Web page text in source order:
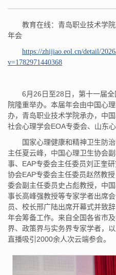
教育在线：青岛职业技术学
年会
https://zhijiao.eol.cn/detail/
v=1782971440368
6月26日至28日，第十一届
院隆重举办。本届年会由中国心
办，青岛职业技术学院承办，中
社会心理学会EOA专委会、山东
国家心理健康和精神卫生防
主任夏云峰，中国心理卫生协会
事、EAP专委会主任委员刘正奎
协会EAP专委会主任委员赵然教
委会副主任委员史占彪教授，中
事长高峰强教授等专家学者出席
员、校长邢广陆出席开幕式并致
年会筹备工作。来自全国各省市
界、政策界与实务界专家学者，
直播吸引2000余人次云端参会。